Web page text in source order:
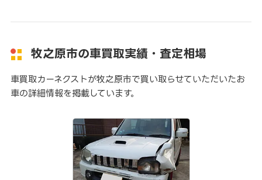
牧之原市の車買取実績・査定相場
車買取カーネクストが牧之原市で買い取らせていただいたお
車の詳細情報を掲載しています。